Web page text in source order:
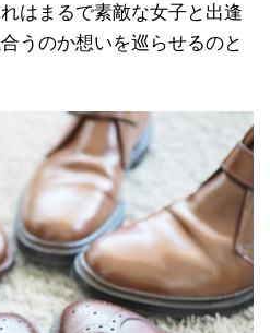
はまるで素敵な女子と出逢
うのか想いを巡らせるのと